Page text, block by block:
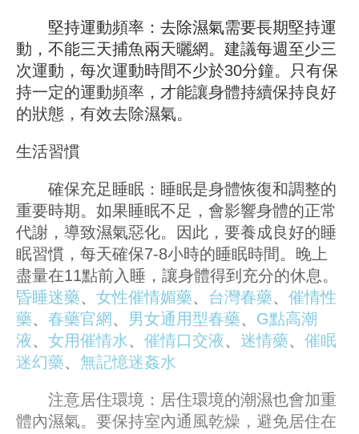
堅持運動頻率：去除濕氣需要長期堅持運
動，不能三天捕魚兩天曬網。建議每週至少三
次運動，每次運動時間不少於30分鐘。只有保
持一定的運動頻率，才能讓身體持續保持良好
的狀態，有效去除濕氣。
生活習慣
確保充足睡眠：睡眠是身體恢復和調整的
重要時期。如果睡眠不足，會影響身體的正常
代謝，導致濕氣惡化。因此，要養成良好的睡
眠習慣，每天確保7-8小時的睡眠時間。晚上
盡量在11點前入睡，讓身體得到充分的休息。
昏睡迷藥、 女性催情媚藥、 台灣春藥、 催情性
藥、 春藥官網、 男女通用型春藥、 G點高潮
液、 女用催情水、 催情口交液、 迷情藥、 催眠
迷幻藥、 無記憶迷姦水
注意居住環境：居住環境的潮濕也會加重
體內濕氣。要保持室內通風乾燥，避免居住在